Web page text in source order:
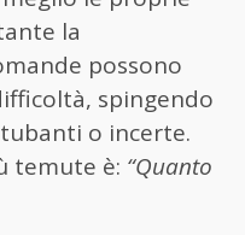
la
possono
spingendo
o incerte.
temute è: “Quanto